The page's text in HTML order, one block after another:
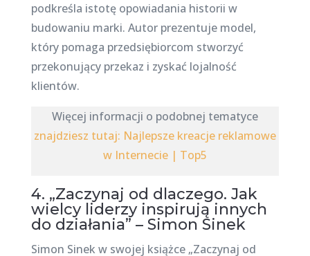
podkreśla istotę opowiadania historii w
budowaniu marki. Autor prezentuje model,
który pomaga przedsiębiorcom stworzyć
przekonujący przekaz i zyskać lojalność
klientów.
Więcej informacji o podobnej tematyce
znajdziesz tutaj: Najlepsze kreacje reklamowe
w Internecie | Top5
4. „Zaczynaj od dlaczego. Jak
wielcy liderzy inspirują innych
do działania” – Simon Sinek
Simon Sinek w swojej książce „Zaczynaj od